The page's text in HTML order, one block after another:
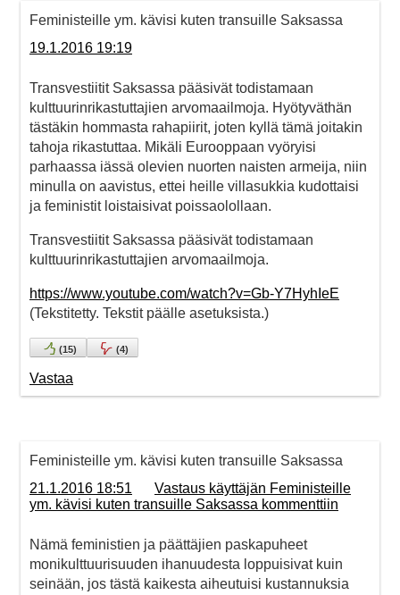
Feministeille ym. kävisi kuten transuille Saksassa
19.1.2016 19:19
Transvestiitit Saksassa pääsivät todistamaan
kulttuurinrikastuttajien arvomaailmoja. Hyötyväthän
tästäkin hommasta rahapiirit, joten kyllä tämä joitakin
tahoja rikastuttaa. Mikäli Eurooppaan vyöryisi
parhaassa iässä olevien nuorten naisten armeija, niin
minulla on aavistus, ettei heille villasukkia kudottaisi
ja feministit loistaisivat poissaolollaan.
Transvestiitit Saksassa pääsivät todistamaan
kulttuurinrikastuttajien arvomaailmoja.
https://www.youtube.com/watch?v=Gb-Y7HyhIeE
(Tekstitetty. Tekstit päälle asetuksista.)
(15) (4)
Vastaa
Feministeille ym. kävisi kuten transuille Saksassa
21.1.2016 18:51
Vastaus käyttäjän Feministeille
ym. kävisi kuten transuille Saksassa kommenttiin
Nämä feministien ja päättäjien paskapuheet
monikulttuurisuuden ihanuudesta loppuisivat kuin
seinään, jos tästä kaikesta aiheutuisi kustannuksia